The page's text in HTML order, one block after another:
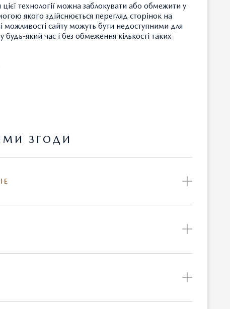
технології можна заблокувати або обмежити у
якого здійснюється перегляд сторінок на
можливості сайту можуть бути недоступними для
який час і без обмеження кількості таких
ЗГОДИ